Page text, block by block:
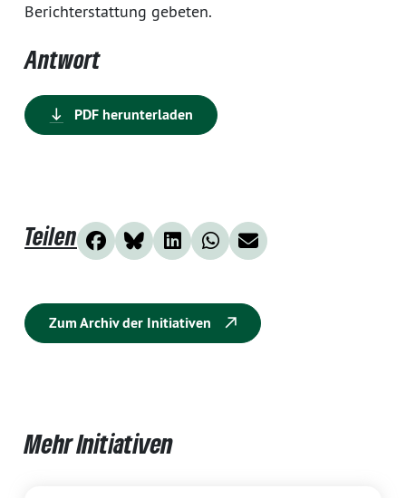
Berichterstattung gebeten.
Antwort
PDF herunterladen
Teilen
Zum Archiv der Initiativen
Mehr Initiativen